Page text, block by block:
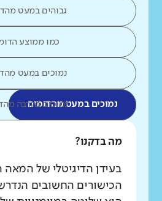
גבוהים במעט
כמו ממוצע
נמוכים במעט
נמוכים במעט מהדומים
נמוכים בהרבה
מה בדקנו?
הכישורים החשובים